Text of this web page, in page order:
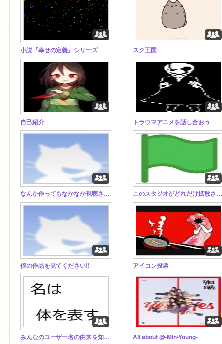
小説『幸せの定義』シリーズ スク王国
自己紹介 トラウマアニメを話し合おう
なんか作ってもなかなか視聴されないから困ってます。 このスタジオがどれだけ拡散されるか！
僕の作品を見てください!! アイコン投票
みんなのユーザー名の由来を知りたい All about @-Min-Young-